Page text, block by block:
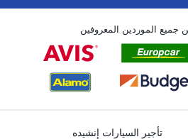
جميع الموردين المعروفين
تأجير السيارات إنشيده